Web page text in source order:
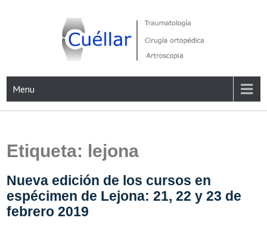
Menu
Etiqueta: lejona
Nueva edición de los cursos en
espécimen de Lejona: 21, 22 y 23 de
febrero 2019